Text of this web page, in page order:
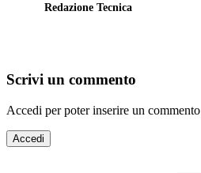
Redazione Tecnica
Scrivi un commento
Accedi per poter inserire un commento
Accedi